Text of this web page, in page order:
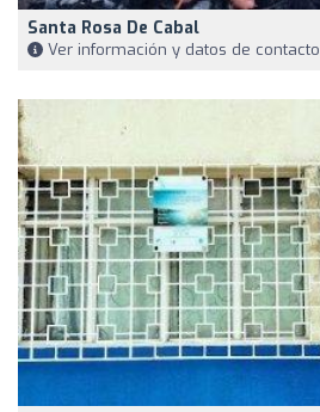
Santa Rosa De Cabal
Ver información y datos de contacto